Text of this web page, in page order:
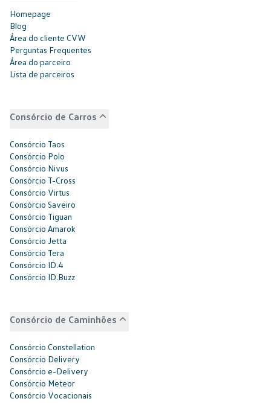
Homepage
Blog
Área do cliente CVW
Perguntas Frequentes
Área do parceiro
Lista de parceiros
Consórcio de Carros
Consórcio Taos
Consórcio Polo
Consórcio Nivus
Consórcio T-Cross
Consórcio Virtus
Consórcio Saveiro
Consórcio Tiguan
Consórcio Amarok
Consórcio Jetta
Consórcio Tera
Consórcio ID.4
Consórcio ID.Buzz
Consórcio de Caminhões
Consórcio Constellation
Consórcio Delivery
Consórcio e-Delivery
Consórcio Meteor
Consórcio Vocacionais